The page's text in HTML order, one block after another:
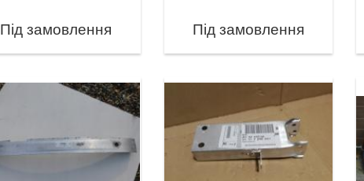
Під замовлення Під замовлення